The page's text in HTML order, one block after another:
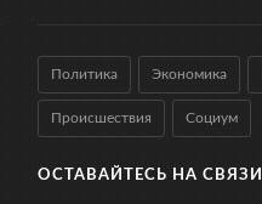
Политика Экономика
Происшествия Социум
ОСТАВАЙТЕСЬ НА СВЯЗИ